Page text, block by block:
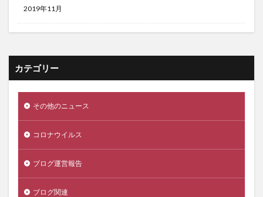
2019年11月
カテゴリー
その他のニュース
コロナウイルス
ブログ運営報告
ブログ関連